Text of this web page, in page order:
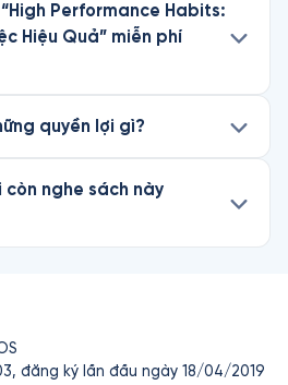
Performance Habits:
Hiệu Quả” miễn phí
quyền lợi gì?
còn nghe sách này
đăng ký lần đầu ngày 18/04/2019